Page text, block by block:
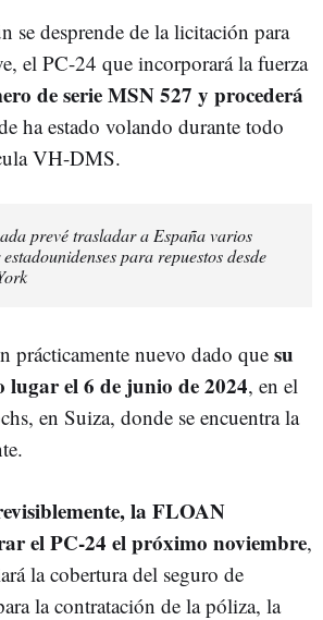
se desprende de la licitación para
el PC-24 que incorporará la fuerza
de serie MSN 527 y procederá
ha estado volando durante todo
VH-DMS.
prevé trasladar a España varios
para repuestos desde
prácticamente nuevo dado que su
el 6 de junio de 2024, en el
en Suiza, donde se encuentra la
la FLOAN
el PC-24 el próximo noviembre,
la cobertura del seguro de
la contratación de la póliza, la